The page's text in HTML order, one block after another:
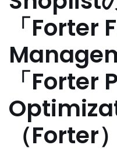
ツ
キ
「Forter
「Forter
（Forter）